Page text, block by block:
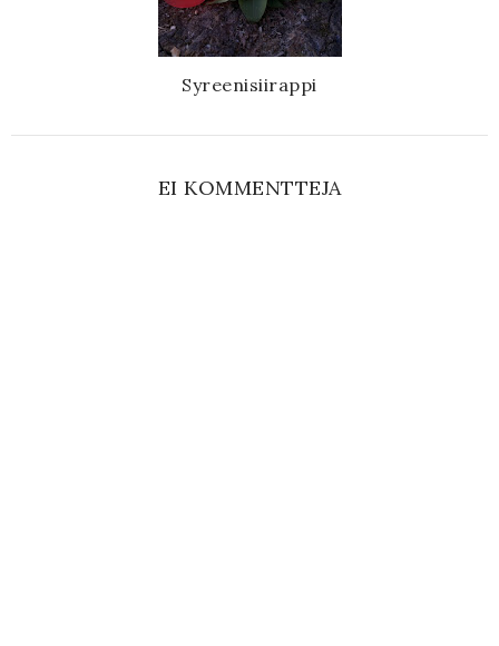
Syreenisiirappi
EI KOMMENTTEJA